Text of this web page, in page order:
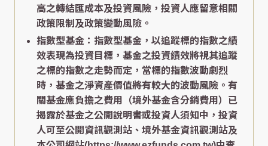
高之轉結匯成本及投資風險，投資人應留意相關
政策限制及政策變動風險。
指數型基金：指數型基金，以追蹤標的指數之績
效表現為投資目標，基金之投資績效將視其追蹤
之標的指數之走勢而定，當標的指數波動劇烈
時，基金之淨資產價值將有較大的波動風險。有
關基金應負擔之費用（境外基金含分銷費用）已
揭露於基金之公開說明書或投資人須知中，投資
人可至公開資訊觀測站、境外基金資訊觀測站及